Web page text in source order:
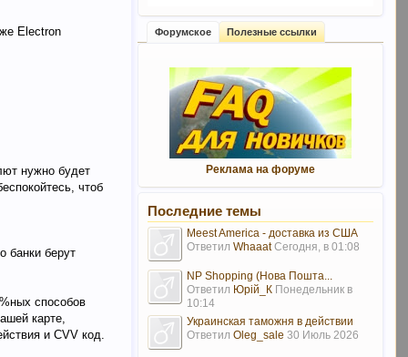
Electron
нужно будет
чтоб
банки берут
способов
карте,
и CVV код.
Форумское Полезные ссылки
Реклама на форуме
Последние темы
Meest America - доставка из США
Ответил Whaaat Сегодня, в 01:08
NP Shopping (Нова Пошта...
Ответил Юрій_К Понедельник в
10:14
Украинская таможня в действии
Ответил Oleg_sale 30 Июль 2026